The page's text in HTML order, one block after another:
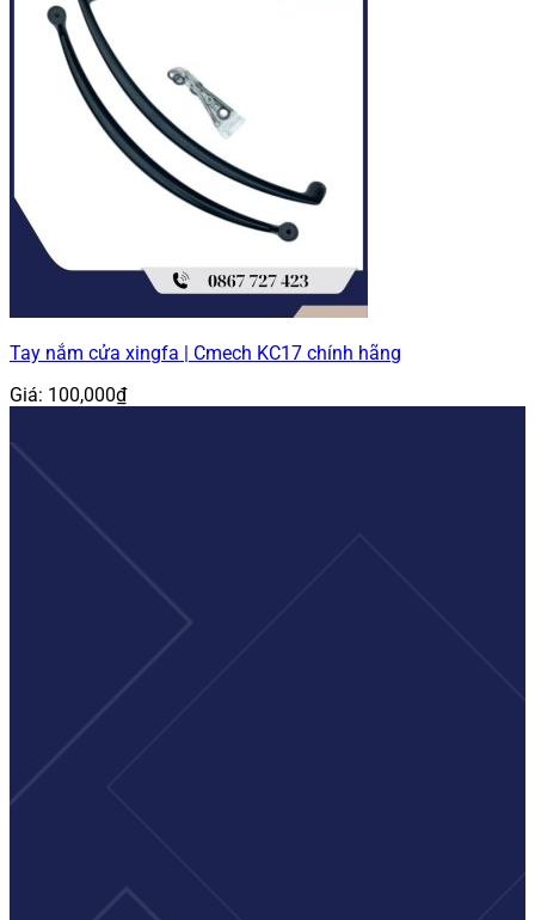
Tay nắm cửa xingfa | Cmech KC17 chính hãng
Giá: 100,000₫